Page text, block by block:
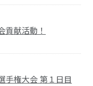
貢献活動！
手権大会 第１日目